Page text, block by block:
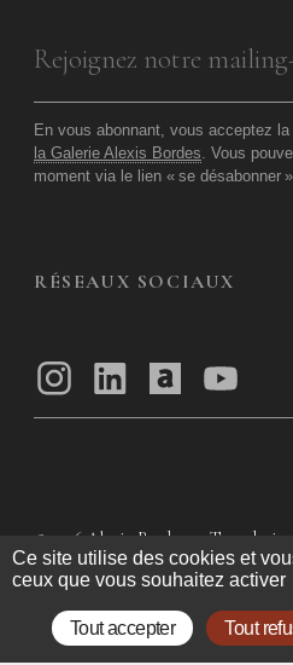
En vous abonnant, vous acceptez la
la Galerie Alexis Bordes . Vous
moment via le lien « se désabonner ».
RÉSEAUX SOCIAUX
© 2026 Alexis Bordes — Tous droits
Politique de confidentialité |
Ce site utilise des cookies et
ceux que vous souhaitez activer
Tout accepter Tout